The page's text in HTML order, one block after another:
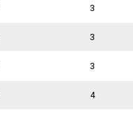
3
3
3
4